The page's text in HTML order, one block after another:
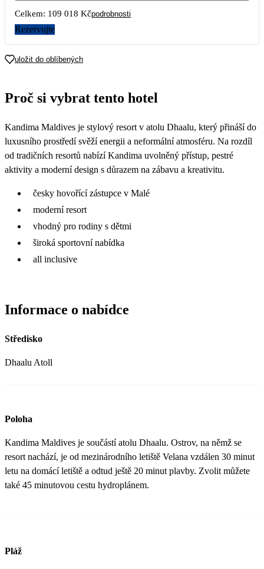
12
56 039
19
60 159
20
72 369
70 619 67 599 63 279 58 549
Celkem: 109 018 Kčpodrobnosti
Rezervujte
uložit do oblíbených
Proč si vybrat tento hotel
Kandima Maldives je stylový resort v atolu Dhaalu, který přináší do
luxusního prostředí svěží energii a neformální atmosféru. Na rozdíl
od tradičních resortů nabízí Kandima uvolněný přístup, pestré
aktivity a moderní design s důrazem na zábavu a kreativitu.
česky hovořící zástupce v Malé
moderní resort
vhodný pro rodiny s dětmi
široká sportovní nabídka
all inclusive
Informace o nabídce
Středisko
Dhaalu Atoll
Poloha
Kandima Maldives je součástí atolu Dhaalu. Ostrov, na němž se
resort nachází, je od mezinárodního letiště Velana vzdálen 30 minut
letu na domácí letiště a odtud ještě 20 minut plavby. Zvolit můžete
také 45 minutovou cestu hydroplánem.
Pláž